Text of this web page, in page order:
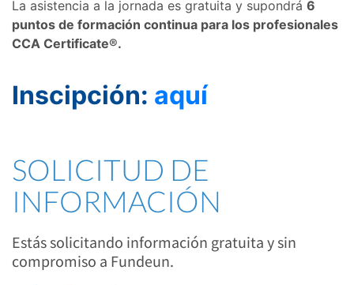
La asistencia a la jornada es gratuita y supondrá 6
puntos de formación continua para los profesionales
CCA Certificate®.
Inscipción: aquí
SOLICITUD DE
INFORMACIÓN
Estás solicitando información gratuita y sin
compromiso a Fundeun.